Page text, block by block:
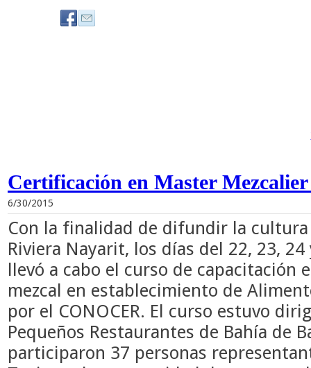
Certificación en Master Mezcalier
6/30/2015
Con la finalidad de difundir la cultura
Riviera Nayarit, los días del 22, 23,
llevó a cabo el curso de capacitación
mezcal en establecimiento de
por el CONOCER. El curso estuvo
Pequeños Restaurantes de Bahía de
participaron 37 personas